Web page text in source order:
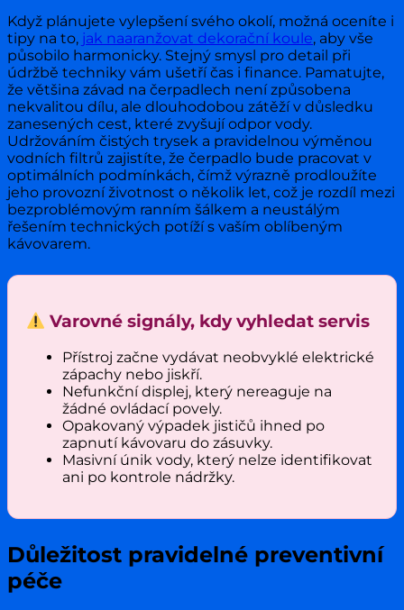
Když plánujete vylepšení svého okolí, možná oceníte i
tipy na to, jak naaranžovat dekorační koule, aby vše
působilo harmonicky. Stejný smysl pro detail při
údržbě techniky vám ušetří čas i finance. Pamatujte,
že většina závad na čerpadlech není způsobena
nekvalitou dílu, ale dlouhodobou zátěží v důsledku
zanesených cest, které zvyšují odpor vody.
Udržováním čistých trysek a pravidelnou výměnou
vodních filtrů zajistíte, že čerpadlo bude pracovat v
optimálních podmínkách, čímž výrazně prodloužíte
jeho provozní životnost o několik let, což je rozdíl mezi
bezproblémovým ranním šálkem a neustálým
řešením technických potíží s vaším oblíbeným
kávovarem.
Varovné signály, kdy vyhledat servis
Přístroj začne vydávat neobvyklé elektrické
zápachy nebo jiskří.
Nefunkční displej, který nereaguje na
žádné ovládací povely.
Opakovaný výpadek jističů ihned po
zapnutí kávovaru do zásuvky.
Masivní únik vody, který nelze identifikovat
ani po kontrole nádržky.
Důležitost pravidelné preventivní
péče